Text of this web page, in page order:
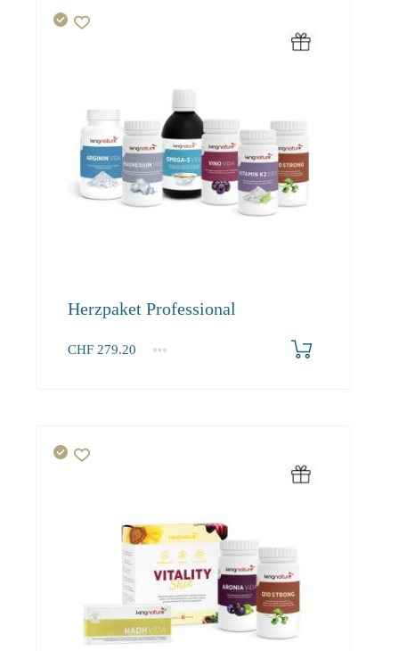
Herzpaket Professional
CHF 279.20
1+